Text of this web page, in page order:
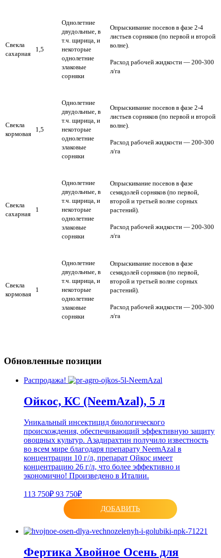
Свекла
сахарная
1,5
Однолетние
двудольные, в
т.ч. щирица, и
некоторые
однолетние
злаковые
сорняки
Опрыскивание посевов в фазе 2-4
листьев сорняков (по первой и второй
волне).
Расход рабочей жидкости — 200-300
л/га
Свекла
кормовая
1,5
Однолетние
двудольные, в
т.ч. щирица, и
некоторые
однолетние
злаковые
сорняки
Опрыскивание посевов в фазе 2-4
листьев сорняков (по первой и второй
волне).
Расход рабочей жидкости — 200-300
л/га
Свекла
сахарная
1
Однолетние
двудольные, в
т.ч. щирица, и
некоторые
однолетние
злаковые
сорняки
Опрыскивание посевов в фазе
семядолей сорняков (по первой,
второй и третьей волне сорных
растений).
Расход рабочей жидкости — 200-300
л/га
Свекла
кормовая
1
Однолетние
двудольные, в
т.ч. щирица, и
некоторые
однолетние
злаковые
сорняки
Опрыскивание посевов в фазе
семядолей сорняков (по первой,
второй и третьей волне сорных
растений).
Расход рабочей жидкости — 200-300
л/га
Обновленные позиции
Распродажа!
Ойкос, КС (NeemAzal), 5 л
Уникальный инсектицид биологического
происхождения, обеспечивающий эффективную защиту
овощных культур. Азадирахтин получило известность
во всем мире благодаря препарату NeemAzal в
концентрации 10 г/л, препарат Ойкос имеет
концентрацию 26 г/л, что более эффективно и
экономично! Произведено в Италии.
113 750₽ 93 750₽
ДОБАВИТЬ
Фертика Хвойное Осень для